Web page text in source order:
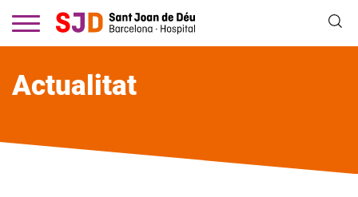
contingut
Actualitat